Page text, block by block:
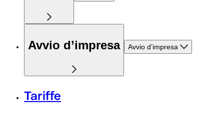
Avvio d’impresa Avvio d’impresa
Tariffe